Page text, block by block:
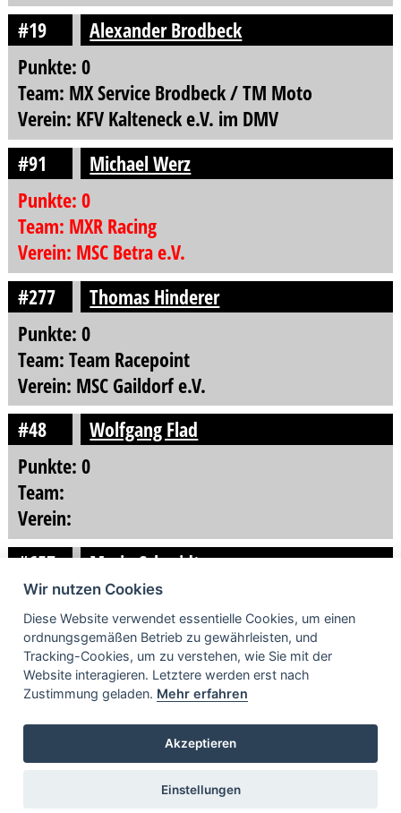
#19
Alexander Brodbeck
Punkte: 0
Team: MX Service Brodbeck / TM Moto
Verein: KFV Kalteneck e.V. im DMV
#91
Michael Werz
Punkte: 0
Team: MXR Racing
Verein: MSC Betra e.V.
#277
Thomas Hinderer
Punkte: 0
Team: Team Racepoint
Verein: MSC Gaildorf e.V.
#48
Wolfgang Flad
Punkte: 0
Team:
Verein:
#657
Mario Schmidt
Punkte: 0
Team:
Verein: KFV Kalteneck e.V. im DMV
WEITERE INHALTE
RENNKLASSEN
RACETV
Wir nutzen Cookies
Diese Website verwendet essentielle Cookies, um einen
ordnungsgemäßen Betrieb zu gewährleisten, und
Tracking-Cookies, um zu verstehen, wie Sie mit der
Website interagieren. Letztere werden erst nach
Zustimmung geladen. Mehr erfahren
Akzeptieren
Einstellungen